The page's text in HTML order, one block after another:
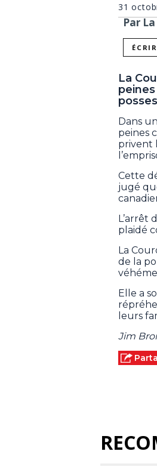
31
Par
La
Dans
peines
privent
Cette
jugé
L’arrêt
plaidé
La
de la
Elle a
leurs
Jim